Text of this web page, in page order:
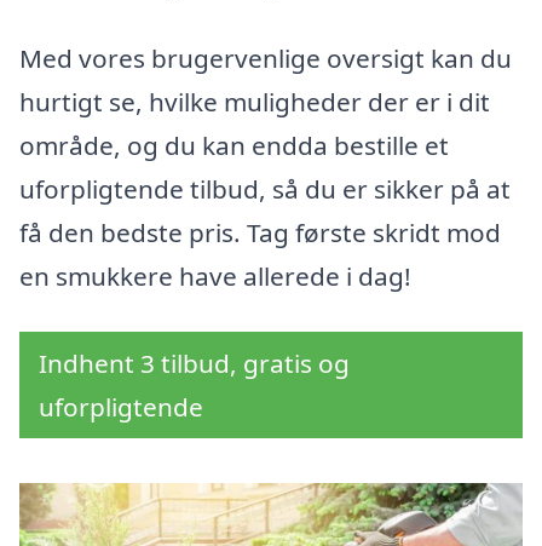
Med vores brugervenlige oversigt kan du
hurtigt se, hvilke muligheder der er i dit
område, og du kan endda bestille et
uforpligtende tilbud, så du er sikker på at
få den bedste pris. Tag første skridt mod
en smukkere have allerede i dag!
Indhent 3 tilbud, gratis og
uforpligtende